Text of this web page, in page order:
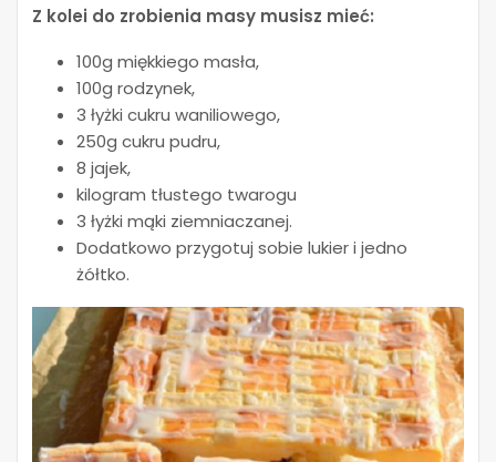
Z kolei do zrobienia masy musisz mieć:
100g miękkiego masła,
100g rodzynek,
3 łyżki cukru waniliowego,
250g cukru pudru,
8 jajek,
kilogram tłustego twarogu
3 łyżki mąki ziemniaczanej.
Dodatkowo przygotuj sobie lukier i jedno
żółtko.